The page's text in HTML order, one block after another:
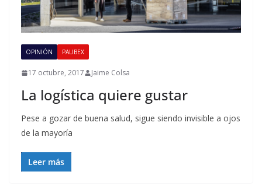
OPINIÓN PALIBEX
17 octubre, 2017 Jaime Colsa
La logística quiere gustar
Pese a gozar de buena salud, sigue siendo invisible a ojos
de la mayoría
Leer más